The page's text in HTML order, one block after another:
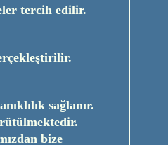
tercih edilir.
sağlanır.
bize